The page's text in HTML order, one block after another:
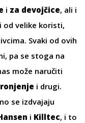
i za devojčice, ali i
od velike koristi,
Svaki od ovih
pa se stoga na
može naručiti
i drugi.
se izdvajaju
i Killtec, i to